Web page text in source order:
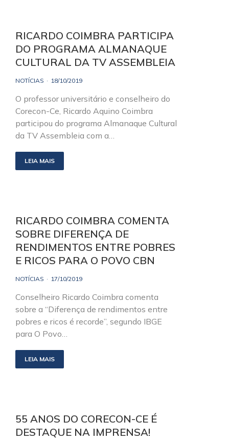
RICARDO COIMBRA PARTICIPA
DO PROGRAMA ALMANAQUE
CULTURAL DA TV ASSEMBLEIA
NOTÍCIAS 18/10/2019
O professor universitário e conselheiro do
Corecon-Ce, Ricardo Aquino Coimbra
participou do programa Almanaque Cultural
da TV Assembleia com a…
LEIA MAIS
RICARDO COIMBRA COMENTA
SOBRE DIFERENÇA DE
RENDIMENTOS ENTRE POBRES
E RICOS PARA O POVO CBN
NOTÍCIAS 17/10/2019
Conselheiro Ricardo Coimbra comenta
sobre a “Diferença de rendimentos entre
pobres e ricos é recorde”, segundo IBGE
para O Povo…
LEIA MAIS
55 ANOS DO CORECON-CE É
DESTAQUE NA IMPRENSA!